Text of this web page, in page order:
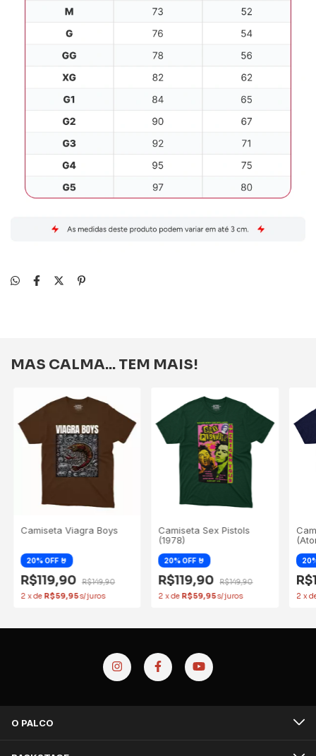
MAS CALMA... TEM MAIS!
Camiseta Viagra Boys
R$119,90
R$149,90
2 xde R$59,95
Camiseta Sex Pistols
(1978)
R$119,90
R$149,90
2 xde R$59,95 2 x
O PALCO